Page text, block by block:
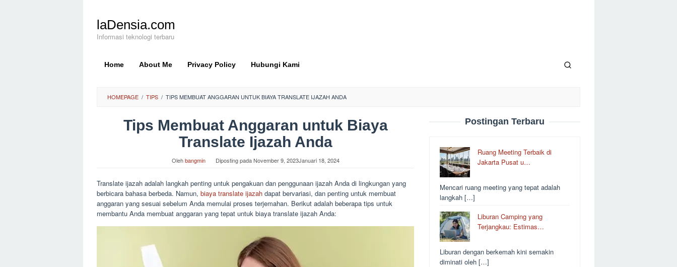
kontenlaDensia.com
Informasi teknologi terbaru
Home About Me Privacy Policy Hubungi Kami
HOMEPAGE / TIPS / TIPS MEMBUAT ANGGARAN UNTUK BIAYA TRANSLATE IJAZAH ANDA
Tips Membuat Anggaran untuk Biaya
Translate Ijazah Anda
Olehbangmin Diposting padaNovember 9, 2023Januari 18, 2024
Translate ijazah adalah langkah penting untuk pengakuan dan penggunaan ijazah Anda di lingkungan yang
berbicara bahasa berbeda. Namun, biaya translate ijazah dapat bervariasi, dan penting untuk membuat
anggaran yang sesuai sebelum Anda memulai proses terjemahan. Berikut adalah beberapa tips untuk
membantu Anda membuat anggaran yang tepat untuk biaya translate ijazah Anda:
Postingan Terbaru
Ruang Meeting Terbaik di
Jakarta Pusat u…
Mencari ruang meeting yang tepat adalah
langkah […]
Liburan Camping yang
Terjangkau: Estimas…
Liburan dengan berkemah kini semakin
diminati oleh […]